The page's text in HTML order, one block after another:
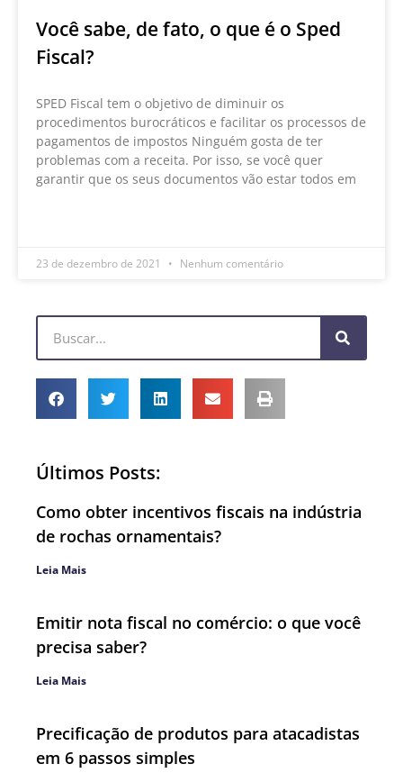
Você sabe, de fato, o que é o Sped
Fiscal?
SPED Fiscal tem o objetivo de diminuir os
procedimentos burocráticos e facilitar os processos de
pagamentos de impostos Ninguém gosta de ter
problemas com a receita. Por isso, se você quer
garantir que os seus documentos vão estar todos em
23 de dezembro de 2021 Nenhum comentário
Últimos Posts:
Como obter incentivos fiscais na indústria
de rochas ornamentais?
Leia Mais
Emitir nota fiscal no comércio: o que você
precisa saber?
Leia Mais
Precificação de produtos para atacadistas
em 6 passos simples